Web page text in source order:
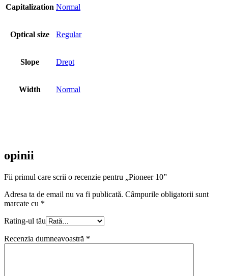
Capitalization Normal
Optical size Regular
Slope Drept
Width Normal
opinii
Fii primul care scrii o recenzie pentru „Pioneer 10”
Adresa ta de email nu va fi publicată. Câmpurile obligatorii sunt
marcate cu *
Rating-ul tău
Recenzia dumneavoastră *